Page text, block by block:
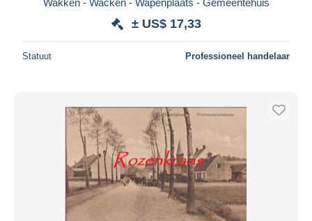
± US$ 17,33
Statuut Professioneel handelaar